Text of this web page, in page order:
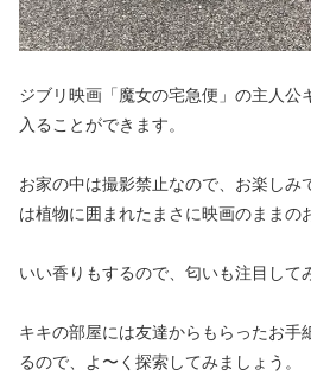
ジブリ映画「魔女の宅急便」の主人公
入ることができます。
お家の中は撮影禁止なので、お楽し
は植物に囲まれたまさに映画のままの
いい香りもするので、匂いも注目して
キキの部屋には友達からもらったお手
るので、よ〜く探索してみましょう。